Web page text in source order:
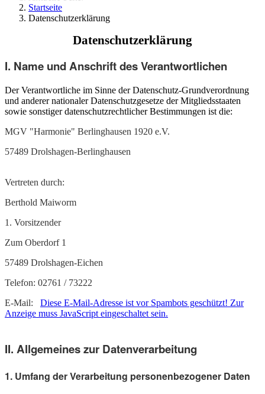
Startseite
Datenschutzerklärung
Datenschutzerklärung
I. Name und Anschrift des Verantwortlichen
Der Verantwortliche im Sinne der Datenschutz-Grundverordnung
und anderer nationaler Datenschutzgesetze der Mitgliedsstaaten
sowie sonstiger datenschutzrechtlicher Bestimmungen ist die:
MGV "Harmonie" Berlinghausen 1920 e.V.
57489 Drolshagen-Berlinghausen
Vertreten durch:
Berthold Maiworm
1. Vorsitzender
Zum Oberdorf 1
57489 Drolshagen-Eichen
Telefon: 02761 / 73222
E-Mail: Diese E-Mail-Adresse ist vor Spambots geschützt! Zur
Anzeige muss JavaScript eingeschaltet sein.
II. Allgemeines zur Datenverarbeitung
1. Umfang der Verarbeitung personenbezogener Daten